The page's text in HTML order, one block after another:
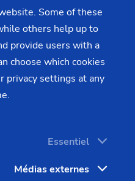
Machines
de taillage de dentures
Some of these
others help up to
provide users with a
choose which cookies
privacy settings at any
Essentiel
Médias externes